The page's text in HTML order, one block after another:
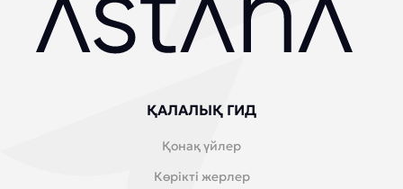
ҚАЛАЛЫҚ ГИД
Қонақ үйлер
Көрікті жерлер